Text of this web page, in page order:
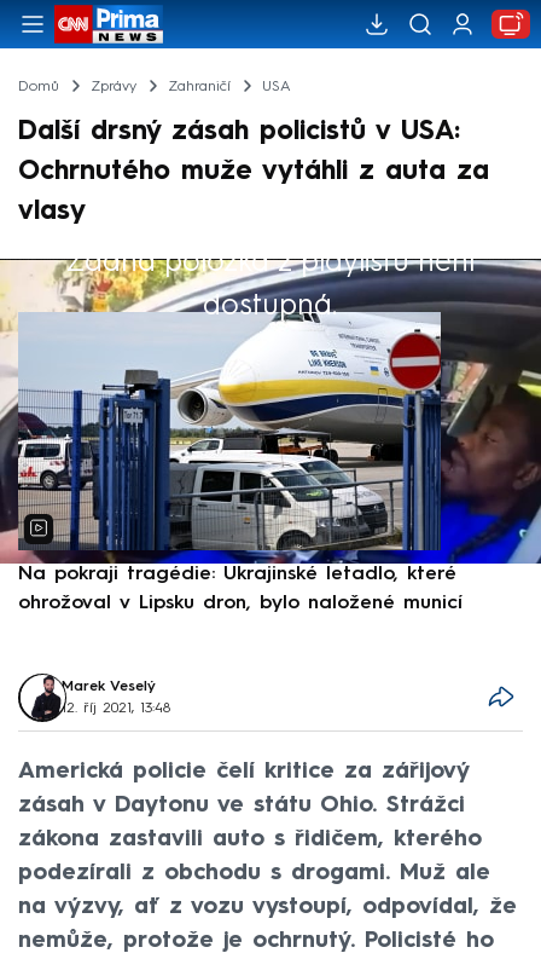
Domů Zprávy Zahraničí USA
Další drsný zásah policistů v USA:
Ochrnutého muže vytáhli z auta za
vlasy
Žádná položka z playlistu není
dostupná.
Výběr redakce
Na pokraji tragédie: Ukrajinské letadlo, které
ohrožoval v Lipsku dron, bylo naložené municí
Marek Veselý
12. říj 2021, 13:48
Americká policie čelí kritice za zářijový
zásah v Daytonu ve státu Ohio. Strážci
zákona zastavili auto s řidičem, kterého
podezírali z obchodu s drogami. Muž ale
na výzvy, ať z vozu vystoupí, odpovídal, že
nemůže, protože je ochrnutý. Policisté ho